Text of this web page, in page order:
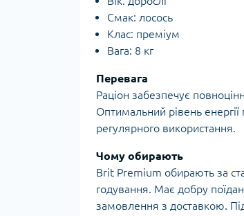
Смак: лосось
Клас: преміум
Вага: 8 кг
Перевага
Раціон забезпечує
Оптимальний рівень
регулярного використання.
Чому обирають
Brit Premium обирають за
годування. Має добру
замовлення з доставкою.